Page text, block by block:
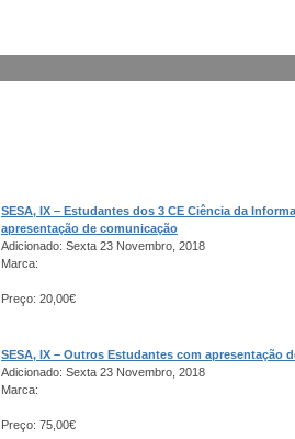
SESA, IX – Estudantes dos 3 CE Ciência da
apresentação de comunicação
Adicionado: Sexta 23 Novembro, 2018
Marca:
Preço: 20,00€
SESA, IX – Outros Estudantes com apresentação
Adicionado: Sexta 23 Novembro, 2018
Marca:
Preço: 75,00€